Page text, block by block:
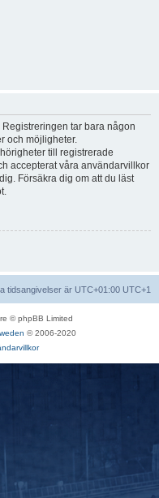
tar bara någon
och möjligheter.
till registrerade
accepterat våra användarvillkor
Försäkra dig om att du läst
tidsangivelser är UTC+01:00 UTC+1
© phpBB Limited
© 2006-2020